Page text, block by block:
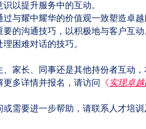
以提升服务中的互动。
过与耀中耀华的价值观一致塑造卓
要的沟通技巧，以积极地与客户互
困难对话的技巧。
、家长、同事还是其他持份者互动
更多详情并报名，请访问 《实现卓
或需要进一步帮助，请联系人才培